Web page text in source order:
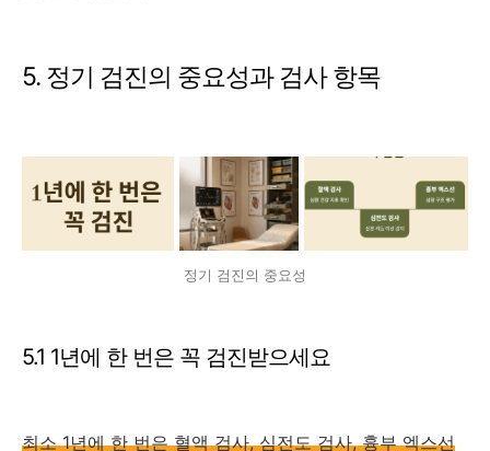
5. 정기 검진의 중요성과 검사 항목
정기 검진의 중요성
5.1 1년에 한 번은 꼭 검진받으세요
최소 1년에 한 번은 혈액 검사, 심전도 검사, 흉부 엑스선